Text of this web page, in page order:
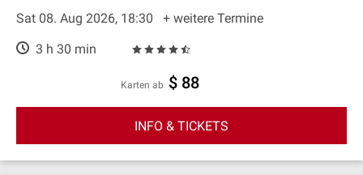
Sat 08. Aug 2026, 18:30
+ weitere Termine
3 h 30 min
Karten ab $ 88
INFO & TICKETS